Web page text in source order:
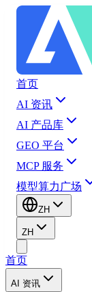
首页
AI 资讯
AI 产品库
GEO 平台
MCP 服务
模型算力广场
ZH
ZH
首页
AI 资讯